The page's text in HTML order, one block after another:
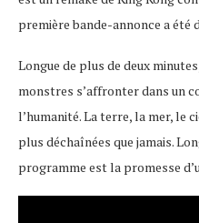
première bande-annonce a été
Longue de plus de deux
monstres s’affronter dans un
l’humanité. La terre, la mer, le
plus déchaînées que jamais.
programme est la promesse